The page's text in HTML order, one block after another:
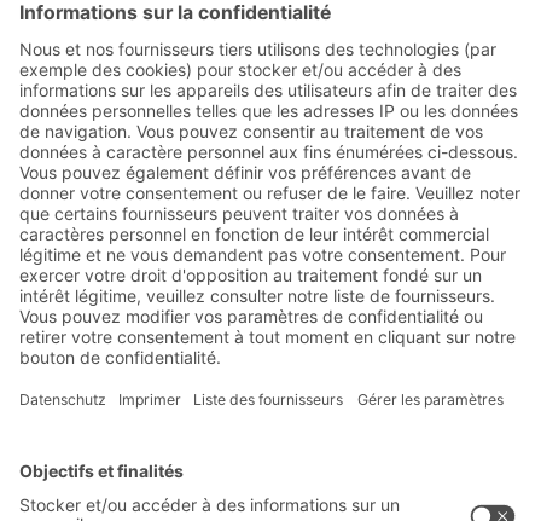
Abonnez-vous à la lettre
d'information de BITO :
Actualités de l'entrepôt et de
la logistique
Réductions exclusives
Innovations
S'inscrire à la newsletter
Solutions intralogistiques
Formulaire de contact